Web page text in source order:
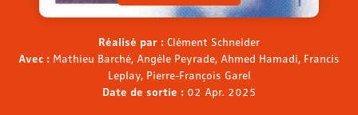
Réalisé par : Clément Schneider
Avec : Mathieu Barché, Angèle Peyrade, Ahmed Hamadi, Francis
Leplay, Pierre-François Garel
Date de sortie : 02 Apr. 2025